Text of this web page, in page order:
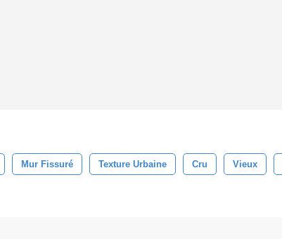
Mur Fissuré Texture Urbaine Cru Vieux